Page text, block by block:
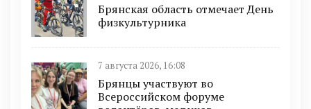
Брянская область отмечает День
физкультурника
7 августа 2026, 16:08
Брянцы участвуют во
Всероссийском форуме